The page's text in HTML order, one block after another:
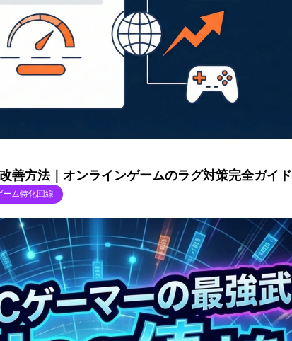
善方法｜オンラインゲームのラグ対策完全ガイド
ム特化回線